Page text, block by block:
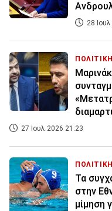
28
ΠΟΛΙΤΙΚΗ
27 Ιουλ 2026 21:23
ΠΟΛΙΤΙΚΗ
Τα
στην
μίμηση